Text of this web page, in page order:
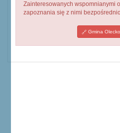
Zainteresowanych wspomnianymi
zapoznania się z nimi
Gmina